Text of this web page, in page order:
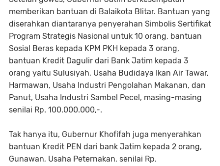
memberikan bantuan di Balaikota Blitar. Bantuan yang
diserahkan diantaranya penyerahan Simbolis Sertifikat
Program Strategis Nasional untuk 10 orang, bantuan
Sosial Beras kepada KPM PKH kepada 3 orang,
bantuan Kredit Dagulir dari Bank Jatim kepada 3
orang yaitu Sulusiyah, Usaha Budidaya Ikan Air Tawar,
Harmawan, Usaha Industri Pengolahan Makanan, dan
Panut, Usaha Industri Sambel Pecel, masing-masing
senilai Rp. 100.000.000,-.
Tak hanya itu, Gubernur Khofifah juga menyerahkan
bantuan Kredit PEN dari bank Jatim kepada 2 orang,
Gunawan, Usaha Peternakan, senilai Rp.